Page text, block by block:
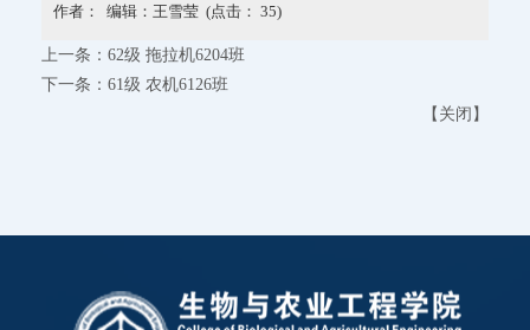
作者： 编辑：王雪莹 (点击： 35)
上一条： 62级 拖拉机6204班
下一条： 61级 农机6126班
【 关闭 】